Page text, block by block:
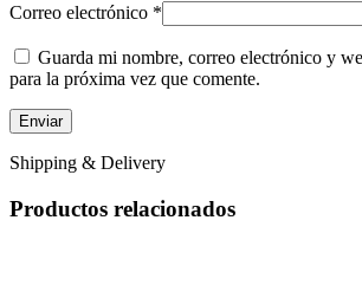
Correo electrónico *
Guarda mi nombre, correo electrónico y
para la próxima vez que comente.
Shipping & Delivery
Productos relacionados